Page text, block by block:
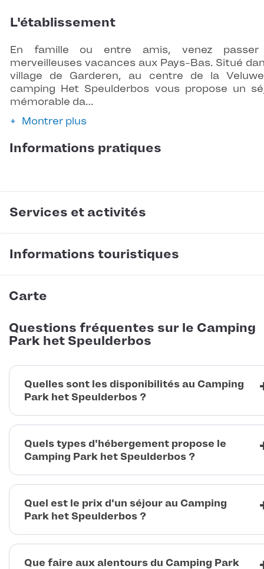
L'établissement
En famille ou entre amis, venez
merveilleuses vacances aux Pays-Bas. Situé
village de Garderen, au centre de la
camping Het Speulderbos vous propose un
mémorable da…
Montrer plus
Informations pratiques
Services et activités
Informations touristiques
Carte
Questions fréquentes sur le Camping
Park het Speulderbos
Quelles sont les disponibilités au Camping
Park het Speulderbos ?
Quels types d'hébergement propose le
Camping Park het Speulderbos ?
Quel est le prix d'un séjour au Camping
Park het Speulderbos ?
Que faire aux alentours du Camping Park